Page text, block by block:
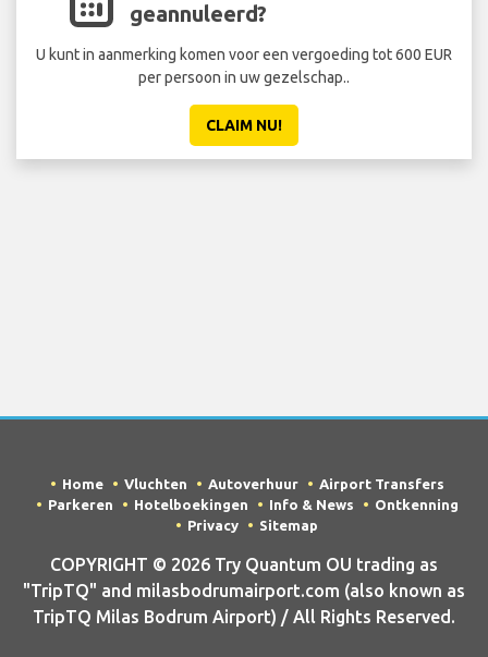
geannuleerd?
U kunt in aanmerking komen voor een vergoeding tot 600 EUR
per persoon in uw gezelschap..
CLAIM NU!
Home Vluchten Autoverhuur
Airport Transfers
Parkeren
Hotelboekingen Info & News
Ontkenning
Privacy
Sitemap
COPYRIGHT © 2026 Try Quantum OU trading as
"TripTQ" and milasbodrumairport.com (also known as
TripTQ Milas Bodrum Airport) / All Rights Reserved.